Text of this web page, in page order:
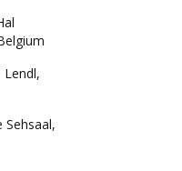
Lendl,
Sehsaal,